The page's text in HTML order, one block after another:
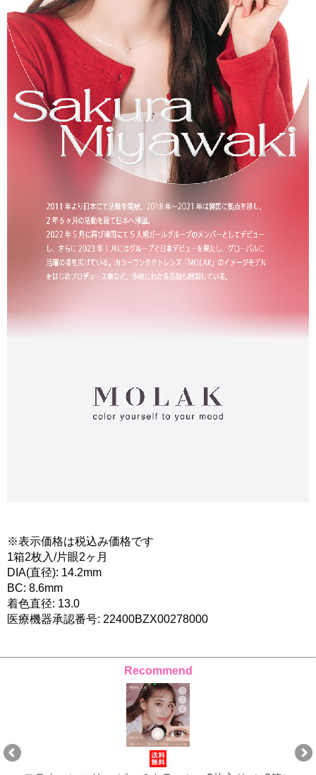
※表示価格は税込み価格です
1箱2枚入/片眼2ヶ月
DIA(直径): 14.2mm
BC: 8.6mm
着色直径: 13.0
医療機器承認番号: 22400BZX00278000
Recommend